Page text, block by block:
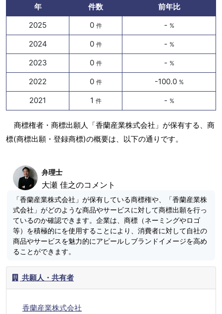
年 件数
前年比
2025
0 件 - %
2024 0 件 - %
2023 0 件 - %
2022 0 件 -100.0 %
2021 1 件 - %
商標権者・商標出願人「香蘭産業株式会社」が保有する、商
標(商標出願・登録商標)の概要は、以下の通りです。
弁理士
大瀬 佳之のコメント
「香蘭産業株式会社」が保有している商標権や、「香蘭産業株
式会社」がどのような商品やサービスに対して商標出願を行っ
ているのか確認できます。企業は、商標（ネーミングやロゴ
等）を積極的にを使用することにより、消費者に対して自社の
商品やサービスを魅力的にアピールしブランドイメージを高め
ることができます。
共願人・共有者
香蘭産業株式会社